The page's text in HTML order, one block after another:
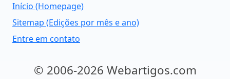
Início (Homepage)
Sitemap (Edições por mês e ano)
Entre em contato
© 2006-2026 Webartigos.com